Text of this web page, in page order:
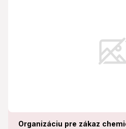
Organizáciu pre zákaz